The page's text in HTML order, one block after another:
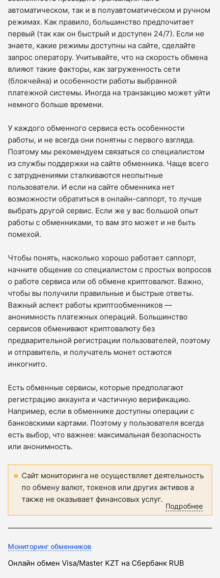
автоматическом, так и в полуавтоматическом и ручном
режимах. Как правило, большинство предпочитает
первый (так как он быстрый и доступен 24/7). Если не
знаете, какие режимы доступны на сайте, сделайте
запрос оператору. Учитывайте, что на скорость обмена
влияют такие факторы, как загруженность сети
(блокчейна) и особенности работы выбранной
платежной системы. Иногда на транзакцию может уйти
немного больше времени.
У каждого обменного сервиса есть особенности
работы, и не всегда они понятны с первого взгляда.
Поэтому мы рекомендуем связаться со специалистом
из службы поддержки на сайте обменника. Чаще всего
с затруднениями сталкиваются неопытные
пользователи. И если на сайте обменника нет
возможности обратиться в онлайн-саппорт, то лучше
выбрать другой сервис. Если же у вас большой опыт
работы с обменниками, то вам это может и не быть
помехой.
Чтобы понять, насколько хорошо работает саппорт,
начните общение со специалистом с простых вопросов
о работе сервиса или об обмене криптовалют. Важно,
чтобы вы получили правильные и быстрые ответы.
Важный аспект работы криптообменников —
анонимность платежных операций. Большинство
сервисов обменивают криптовалюту без
предварительной регистрации пользователей, поэтому
и отправитель, и получатель монет остаются
инкогнито.
Есть обменные сервисы, которые предполагают
регистрацию аккаунта и частичную верификацию.
Например, если в обменнике доступны операции с
банковскими картами. Поэтому у пользователя всегда
есть выбор, что важнее: максимальная безопасность
или анонимность.
Сайт мониторинга не осуществляет деятельность
по обмену валют, токенов или других активов а
также не оказывает финансовых услуг.
Подробнее
Мониторинг обменников
Онлайн обмен Visa/Master KZT на Сбербанк RUB